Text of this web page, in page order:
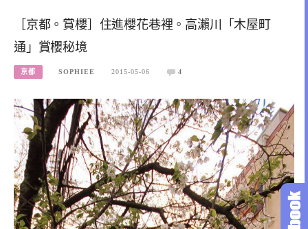
［京都。賞櫻］住進櫻花巷裡。高瀨川「木屋町
通」賞櫻秘境
京都 SOPHIEE 2015-05-06 4